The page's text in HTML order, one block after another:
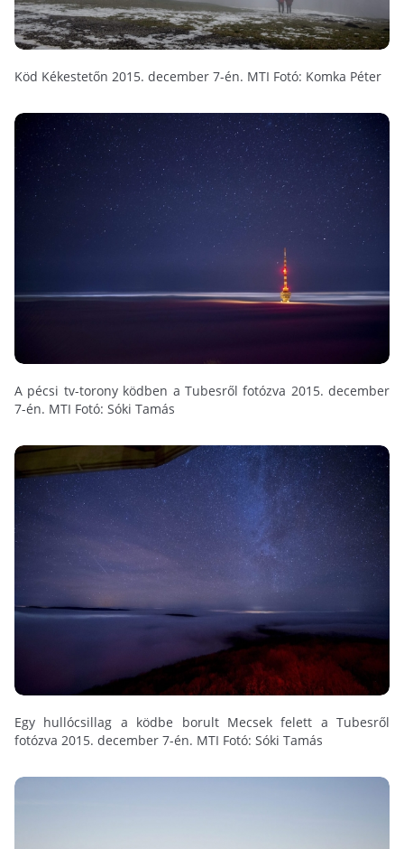
Köd Kékestetőn 2015. december 7-én. MTI Fotó: Komka Péter
A pécsi tv-torony ködben a Tubesről fotózva 2015. december
7-én. MTI Fotó: Sóki Tamás
Egy hullócsillag a ködbe borult Mecsek felett a Tubesről
fotózva 2015. december 7-én. MTI Fotó: Sóki Tamás